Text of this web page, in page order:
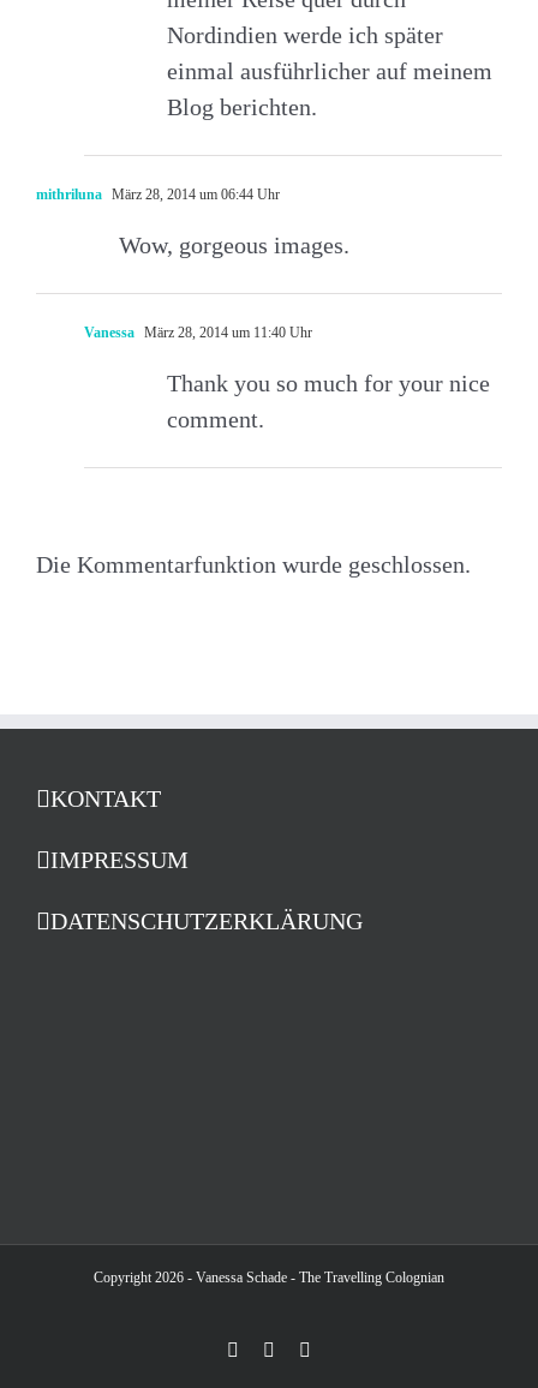
Nordindien werde ich später
einmal ausführlicher auf meinem
Blog berichten.
mithriluna März 28, 2014 um 06:44 Uhr
Wow, gorgeous images.
Vanessa März 28, 2014 um 11:40 Uhr
Thank you so much for your nice
comment.
Die Kommentarfunktion wurde geschlossen.
KONTAKT
IMPRESSUM
DATENSCHUTZERKLÄRUNG
Copyright 2026 - Vanessa Schade - The Travelling Colognian
FacebookInstagram